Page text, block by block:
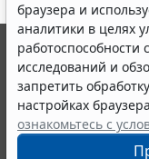
браузера и
аналитики в целях
работоспособности
исследований и
запретить
настройках
ознакомьтесь с
© ООО "НПП
выпускается с 1990
являются
информации ГАРАНТ.
Портал ГАРАНТ.РУ